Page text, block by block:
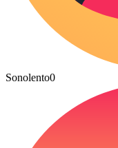
Sonolento0